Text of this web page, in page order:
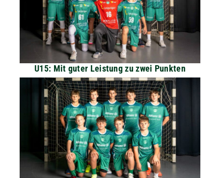
U15: Mit guter Leistung zu zwei Punkten